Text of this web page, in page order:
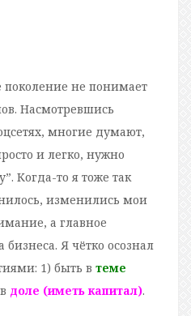
не понимает
Насмотревшись
многие думают,
и легко, нужно
Когда-то я тоже так
изменились мои
а главное
Я чётко осознал
1) быть в теме
доле (иметь капитал).